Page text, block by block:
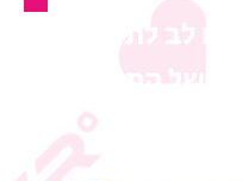
של המוצר